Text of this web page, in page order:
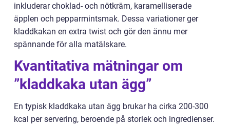
inkluderar choklad- och nötkräm, karamelliserade
äpplen och pepparmintsmak. Dessa variationer ger
kladdkakan en extra twist och gör den ännu mer
spännande för alla matälskare.
Kvantitativa mätningar om
”kladdkaka utan ägg”
En typisk kladdkaka utan ägg brukar ha cirka 200-300
kcal per servering, beroende på storlek och ingredienser.